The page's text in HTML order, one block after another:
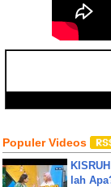
Populer Videos
lah